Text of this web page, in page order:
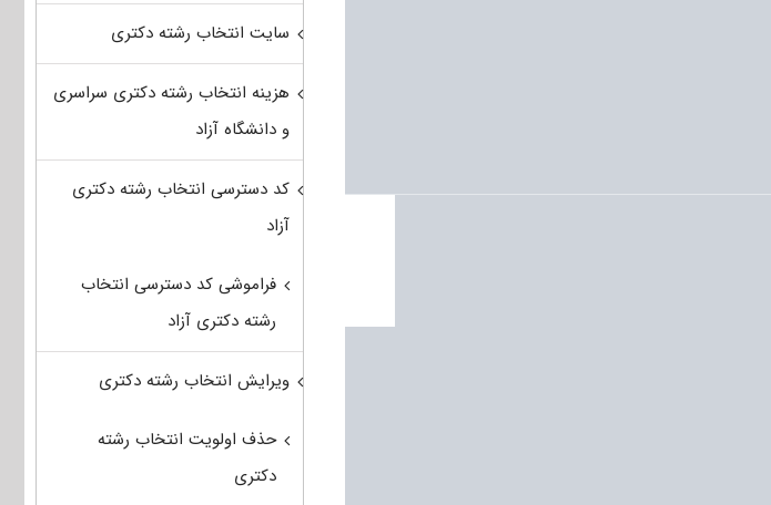
سایت انتخاب رشته دکتری
هزینه انتخاب رشته دکتری سراسری
و دانشگاه آزاد
کد دسترسی انتخاب رشته دکتری
آزاد
فراموشی کد دسترسی انتخاب
رشته دکتری آزاد
ویرایش انتخاب رشته دکتری
حذف اولویت انتخاب رشته
دکتری